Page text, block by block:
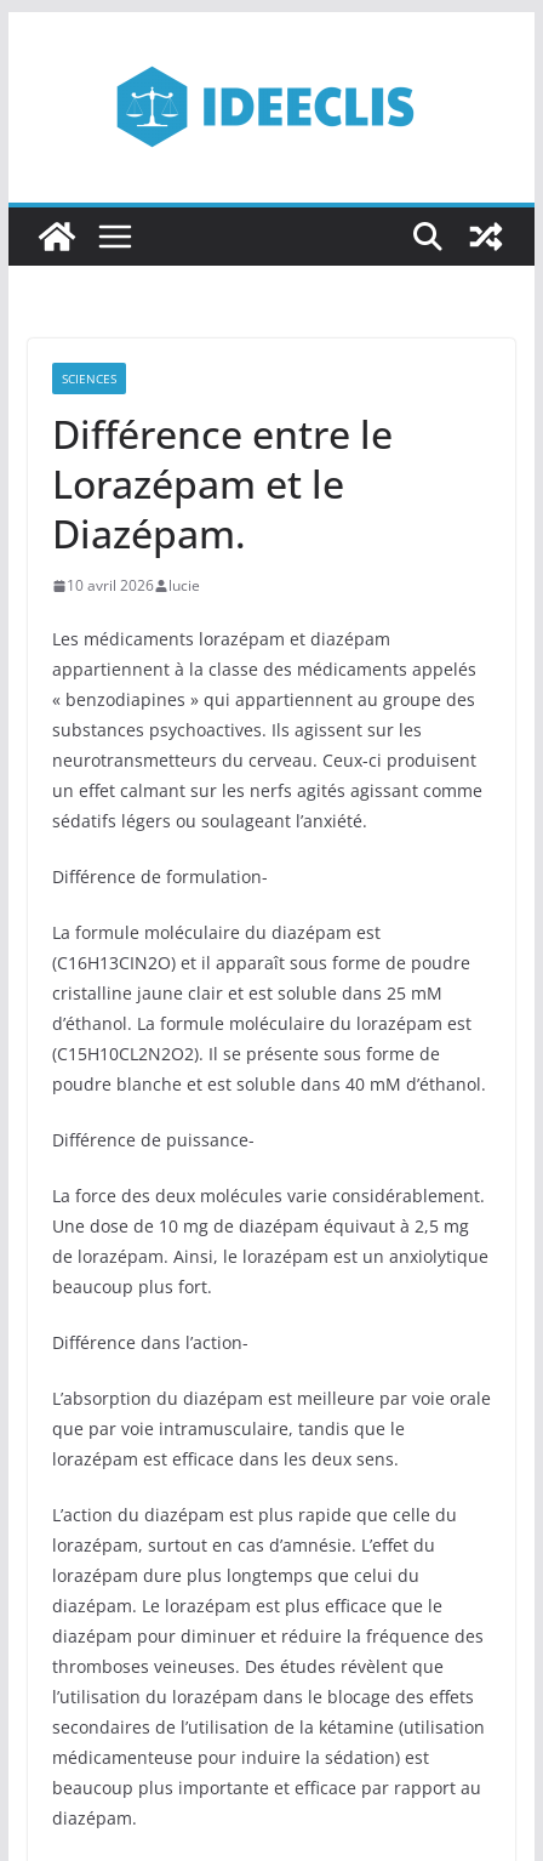
SCIENCES
Différence entre le
Lorazépam et le
Diazépam.
10 avril 2026 lucie
Les médicaments lorazépam et diazépam
appartiennent à la classe des médicaments appelés
« benzodiapines » qui appartiennent au groupe des
substances psychoactives. Ils agissent sur les
neurotransmetteurs du cerveau. Ceux-ci produisent
un effet calmant sur les nerfs agités agissant comme
sédatifs légers ou soulageant l’anxiété.
Différence de formulation-
La formule moléculaire du diazépam est
(C16H13CIN2O) et il apparaît sous forme de poudre
cristalline jaune clair et est soluble dans 25 mM
d’éthanol. La formule moléculaire du lorazépam est
(C15H10CL2N2O2). Il se présente sous forme de
poudre blanche et est soluble dans 40 mM d’éthanol.
Différence de puissance-
La force des deux molécules varie considérablement.
Une dose de 10 mg de diazépam équivaut à 2,5 mg
de lorazépam. Ainsi, le lorazépam est un anxiolytique
beaucoup plus fort.
Différence dans l’action-
L’absorption du diazépam est meilleure par voie orale
que par voie intramusculaire, tandis que le
lorazépam est efficace dans les deux sens.
L’action du diazépam est plus rapide que celle du
lorazépam, surtout en cas d’amnésie. L’effet du
lorazépam dure plus longtemps que celui du
diazépam. Le lorazépam est plus efficace que le
diazépam pour diminuer et réduire la fréquence des
thromboses veineuses. Des études révèlent que
l’utilisation du lorazépam dans le blocage des effets
secondaires de l’utilisation de la kétamine (utilisation
médicamenteuse pour induire la sédation) est
beaucoup plus importante et efficace par rapport au
diazépam.